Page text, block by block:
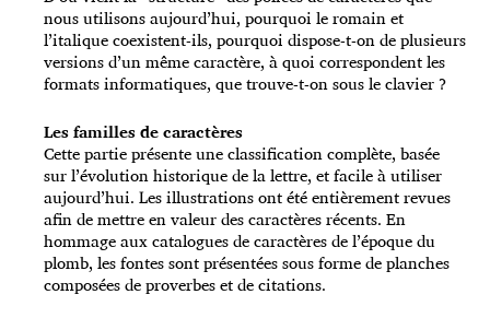
nous utilisons aujourd’hui, pourquoi le romain et
l’italique coexistent-ils, pourquoi dispose-t-on de plusieurs
versions d’un même caractère, à quoi correspondent les
formats informatiques, que trouve-t-on sous le clavier ?
Les familles de caractères
Cette partie présente une classification complète, basée
sur l’évolution historique de la lettre, et facile à utiliser
aujourd’hui. Les illustrations ont été entièrement revues
afin de mettre en valeur des caractères récents. En
hommage aux catalogues de caractères de l’époque du
plomb, les fontes sont présentées sous forme de planches
composées de proverbes et de citations.